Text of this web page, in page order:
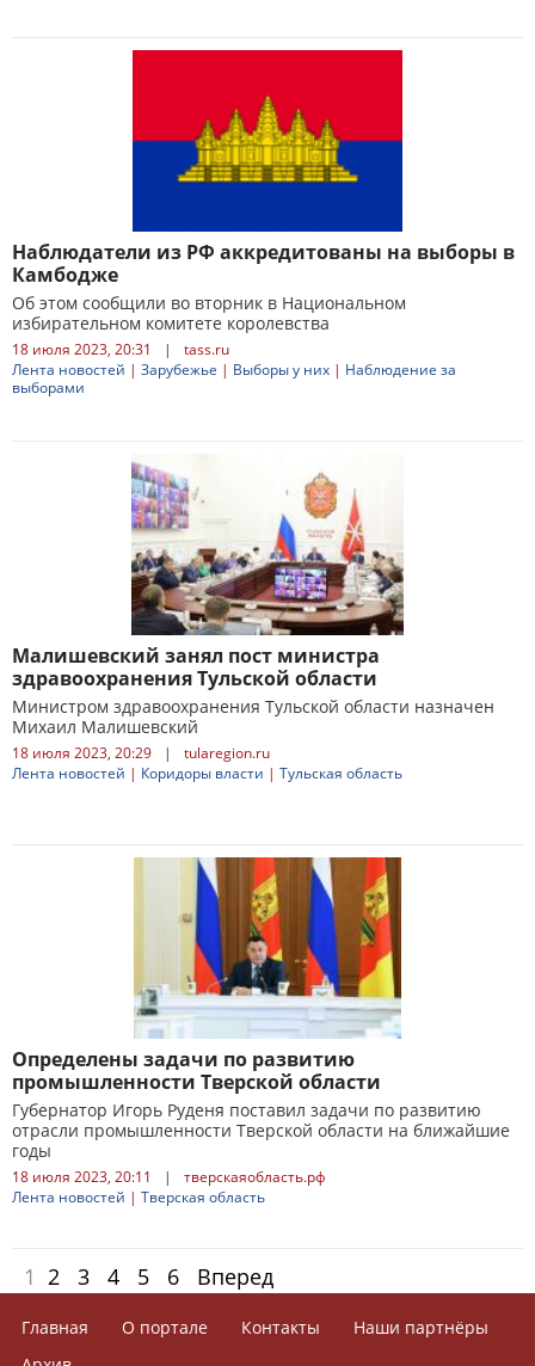
Наблюдатели из РФ аккредитованы на выборы в
Камбодже
Об этом сообщили во вторник в Национальном
избирательном комитете королевства
18 июля 2023, 20:31 |
tass.ru
Лента новостей | Зарубежье | Выборы у них | Наблюдение за
выборами
Малишевский занял пост министра
здравоохранения Тульской области
Министром здравоохранения Тульской области назначен
Михаил Малишевский
18 июля 2023, 20:29 |
tularegion.ru
Лента новостей | Коридоры власти | Тульская область
Определены задачи по развитию
промышленности Тверской области
Губернатор Игорь Руденя поставил задачи по развитию
отрасли промышленности Тверской области на ближайшие
годы
18 июля 2023, 20:11 |
тверскаяобласть.рф
Лента новостей | Тверская область
1 2 3 4 5 6 Вперед
Главная О портале Контакты
Наши партнёры